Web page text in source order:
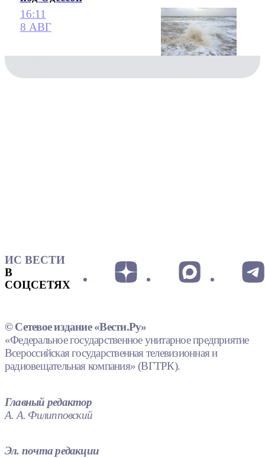
16:11
8 АВГ
ИС ВЕСТИ
В
СОЦСЕТЯХ
© Сетевое издание «Вести.Ру»
«Федеральное государственное унитарное предприятие
Всероссийская государственная телевизионная и
радиовещательная компания» (ВГТРК).
Главный редактор
А. А. Филипповский
Эл. почта редакции